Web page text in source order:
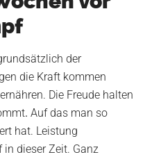
der
die Kraft kommen
Die Freude halten
. Auf das man so
hat. Leistung
in dieser Zeit. Ganz